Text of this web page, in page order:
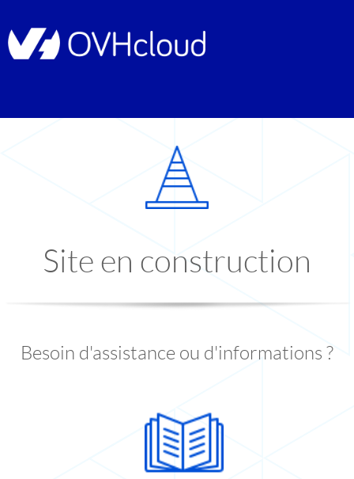
Site en construction
Besoin d'assistance ou d'informations ?